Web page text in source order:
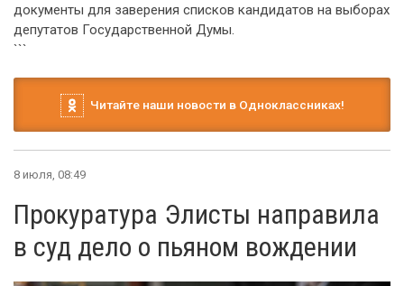
документы для заверения списков кандидатов на выборах
депутатов Государственной Думы.
```
Читайте наши новости в Одноклассниках!
8 июля, 08:49
Прокуратура Элисты направила
в суд дело о пьяном вождении